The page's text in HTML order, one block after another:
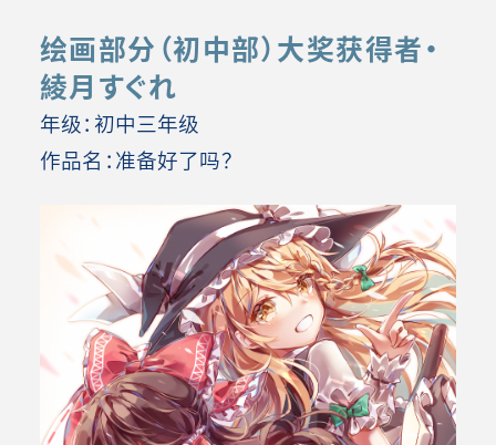
绘画部分（初中部）大奖获得者・
綾月すぐれ
年级：初中三年级
作品名：准备好了吗？